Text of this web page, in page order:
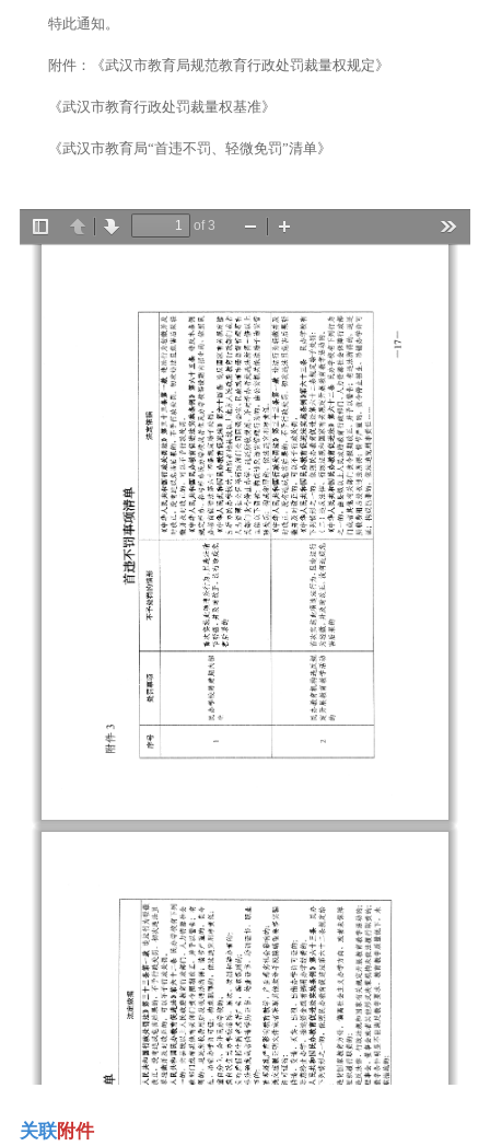
特此通知。
附件：《武汉市教育局规范教育行政处罚裁量权规定》
《武汉市教育行政处罚裁量权基准》
《武汉市教育局“首违不罚、轻微免罚”清单》
关联附件